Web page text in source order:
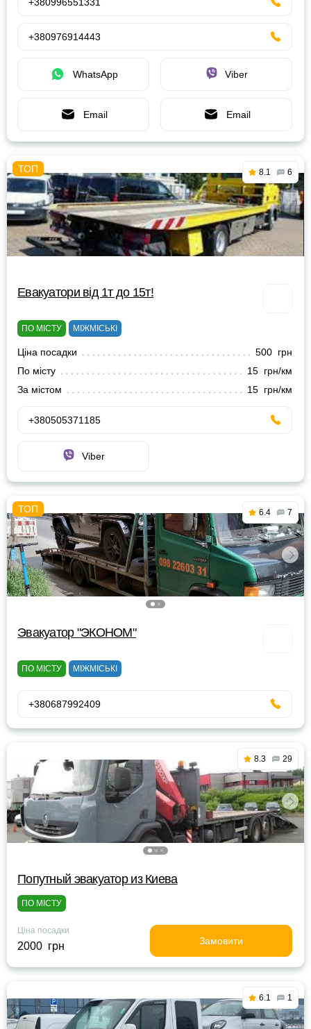
+380976914443
WhatsApp Viber
Email Email
8.1 6
Евакуатори від 1т до 15т!
ПО МІСТУ МІЖМІСЬКІ
Ціна посадки
500 грн
По місту
15 грн/км
За містом
15 грн/км
+380505371185
Viber
6.4 7
Эвакуатор "ЭКОНОМ"
ПО МІСТУ МІЖМІСЬКІ
+380687992409
8.3 29
Попутный эвакуатор из Киева
ПО МІСТУ
Ціна посадки
2000 грн Замовити
6.1 1